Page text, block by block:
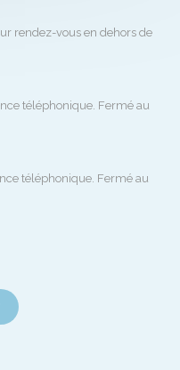
rendez-vous en dehors de
téléphonique. Fermé au
téléphonique. Fermé au